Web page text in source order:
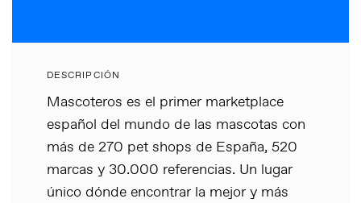
DESCRIPCIÓN
Mascoteros es el primer marketplace
español del mundo de las mascotas con
más de 270 pet shops de España, 520
marcas y 30.000 referencias. Un lugar
único dónde encontrar la mejor y más